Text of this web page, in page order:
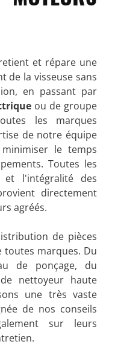
et répare une
de la visseuse sans
en passant par
ou de groupe
les marques
de notre équipe
le temps
Toutes les
et l'intégralité des
directement
agréés.
de pièces
toutes marques. Du
de ponçage, du
nettoyeur haute
une très vaste
de nos conseils
sur leurs